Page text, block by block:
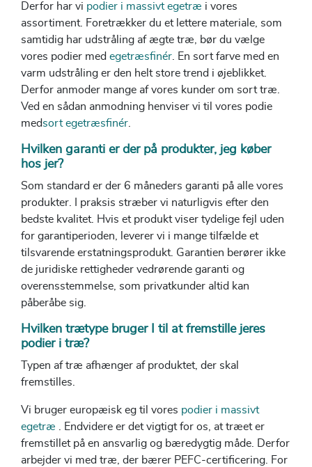
Derfor har vi podier i massivt egetræ i vores
assortiment. Foretrækker du et lettere materiale, som
samtidig har udstråling af ægte træ, bør du vælge
vores podier med egetræsfinér . En sort farve med en
varm udstråling er den helt store trend i øjeblikket.
Derfor anmoder mange af vores kunder om sort træ.
Ved en sådan anmodning henviser vi til vores podie
medsort egetræsfinér
Hvilken garanti er der på produkter, jeg køber
hos jer?
Som standard er der 6 måneders garanti på alle vores
produkter. I praksis stræber vi naturligvis efter den
bedste kvalitet. Hvis et produkt viser tydelige fejl uden
for garantiperioden, leverer vi i mange tilfælde et
tilsvarende erstatningsprodukt. Garantien berører ikke
de juridiske rettigheder vedrørende garanti og
overensstemmelse, som privatkunder altid kan
påberåbe sig.
Hvilken trætype bruger I til at fremstille jeres
podier i træ?
Typen af træ afhænger af produktet, der skal
fremstilles.
Vi bruger europæisk eg til vores podier i massivt
egetræ
. Endvidere er det vigtigt for os, at træet er
fremstillet på en ansvarlig og bæredygtig måde. Derfor
arbejder vi med træ, der bærer PEFC-certificering. For